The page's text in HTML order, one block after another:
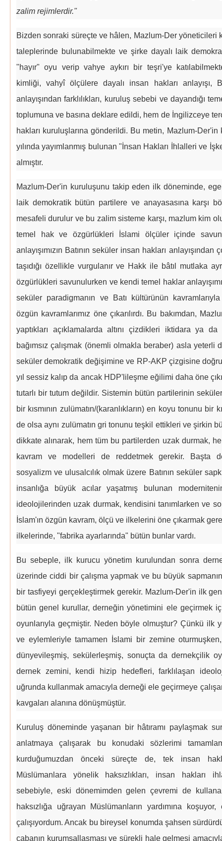
zalim rejimlerdir."
Bizden sonraki süreçte ve hâlen, Mazlum-Der yöneticileri
taleplerinde bulunabilmekte ve şirke dayalı laik
"hayır" oyu verip vahye aykırı bir teşri'ye
kimliği, vahyî ölçülere dayalı insan hakları anlayışı,
anlayışından farklılıkları, kuruluş sebebi ve dayandığı
toplumuna ve basına deklare edildi, hem de İngilizceye
hakları kuruluşlarına gönderildi. Bu metin, Mazlum-Der'in
yılında yayımlanmış bulunan "İnsan Hakları İhlalleri ve
almıştır.
Mazlum-Der'in kuruluşunu takip eden ilk döneminde,
laik demokratik bütün partilere ve anayasasına karşı
mesafeli durulur ve bu zalim sisteme karşı, mazlum kim
temel hak ve özgürlükleri İslami ölçüler içinde
anlayışımızın Batının seküler insan hakları
taşıdığı özellikle vurgulanır ve Hakk ile bâtıl mutlaka
özgürlükleri savunulurken ve kendi temel haklar
seküler paradigmanın ve Batı kültürünün
özgün kavramlarımız öne çıkarılırdı. Bu bakımdan,
yaptıkları açıklamalarda altını çizdikleri iktidara ya
bağımsız çalışmak (önemli olmakla beraber) asla yeterli
seküler demokratik değişimine ve RP-AKP çizgisine
yıl sessiz kalıp da ancak HDP'lileşme eğilimi daha öne
tutarlı bir tutum değildir. Sistemin bütün partilerinin
bir kısmının zulümatın/(karanlıkların) en koyu tonunu bir
de olsa aynı zulümatın gri tonunu teşkil ettikleri ve şirkin
dikkate alınarak, hem tüm bu partilerden uzak durmak,
kavram ve modelleri de reddetmek gerekir. Başta
sosyalizm ve ulusalcılık olmak üzere Batının seküler
insanlığa büyük acılar yaşatmış bulunan
ideolojilerinden uzak durmak, kendisini tanımlarken ve
İslam'ın özgün kavram, ölçü ve ilkelerini öne çıkarmak
ilkelerinde, "fabrika ayarlarında" bütün bunlar vardı.
Bu sebeple, ilk kurucu yönetim kurulundan sonra
üzerinde ciddi bir çalışma yapmak ve bu büyük
bir tasfiyeyi gerçekleştirmek gerekir. Mazlum-Der'in ilk
bütün genel kurullar, derneğin yönetimini ele geçirmek
oyunlarıyla geçmiştir. Neden böyle olmuştur? Çünkü ilk
ve eylemleriyle tamamen İslami bir zemine
dünyevileşmiş, sekülerleşmiş, sonuçta da dernekçilik
dernek zemini, kendi hizip hedefleri, farklılaşan
uğrunda kullanmak amacıyla derneği ele geçirmeye
kavgaları alanına dönüşmüştür.
Kuruluş döneminde yaşanan bir hâtıramı paylaşmak
anlatmaya çalışarak bu konudaki sözlerimi
kurduğumuzdan önceki süreçte de, tek insan
Müslümanlara yönelik haksızlıkları, insan hakları
sebebiyle, eski dönemimden gelen çevremi de
haksızlığa uğrayan Müslümanların yardımına koşuyor,
çalışıyordum. Ancak bu bireysel konumda şahsen
çabanın kurumsallaşması ve sürekli hale gelmesi